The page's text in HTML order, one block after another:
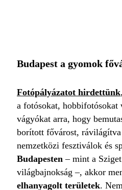
Budapest a gyomok
Fotópályázatot hirdettünk
a fotósokat, hobbifotósokat
vágyókat arra, hogy
borított fővárost,
nemzetközi fesztiválok és
Budapesten – mint a
világbajnokság –, akkor
elhanyagolt területek.